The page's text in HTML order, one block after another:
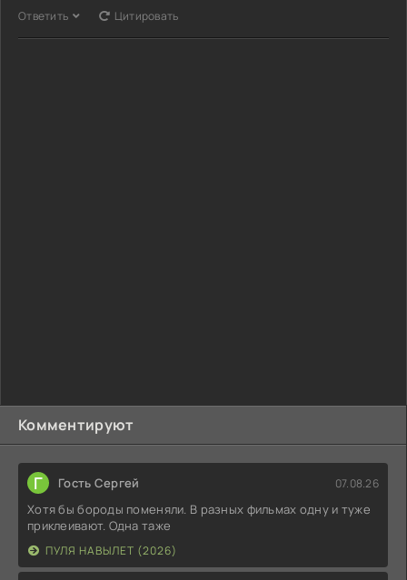
Комментируют
Г Гость Сергей 07.08.26
Хотя бы бороды поменяли. В разных фильмах одну и туже
приклеивают. Одна таже
ПУЛЯ НАВЫЛЕТ (2026)
Ответить Цитировать